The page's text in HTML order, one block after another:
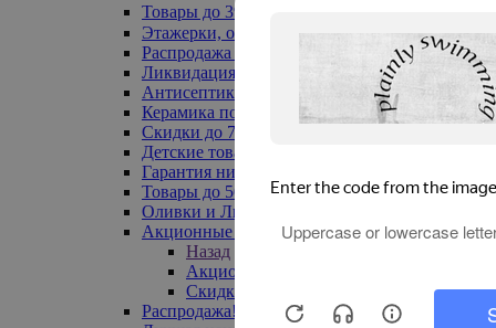
Товары до 399₽
Этажерки, обувницы
Распродажа текстиля до -50%
Ликвидация до -70%
Антисептики
Керамика по 129 руб
Скидки до 70%
Детские товары
Гарантия низкой цены
Товары до 500 руб
Оливки и Лимоны
Акционные товары
Назад
Акционные товары
Скидка 20% по промокоду
Распродажа! Ульяновск до -70%